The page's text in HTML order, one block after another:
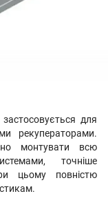
для
рекуператорами.
монтувати всю
точніше
цьому повністю